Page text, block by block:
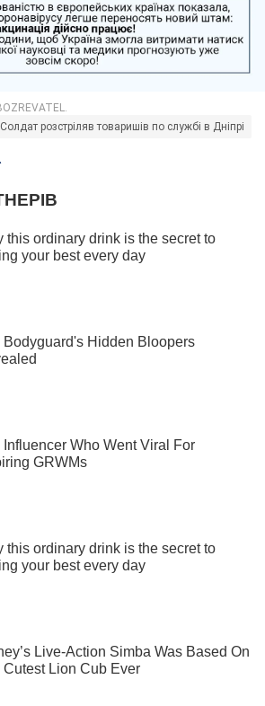
Солдат розстріляв товаришів по службі в Дніпрі